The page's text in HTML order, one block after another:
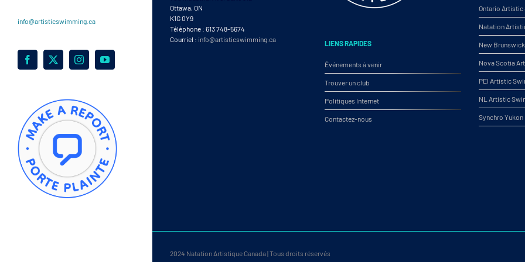
info@artisticswimming.ca
Facebook
X InstagramYouTube
Ottawa, ON
K1G 0Y9
Téléphone : 613 748-5674
Courriel : info@artisticswimming.ca LIENS RAPIDES
Événements à venir
Trouver un club
Politiques Internet
Contactez-nous
Ontario Artistic
Natation
New
Nova Scotia
PEI Artistic
NL Artistic
Synchro Yukon
2024 Natation Artistique Canada | Tous droits réservés